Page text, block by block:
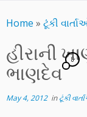
toHome » ટૂંકી
હીરાની
ભાણદેવ
8
May 4, 2012inટૂંકી